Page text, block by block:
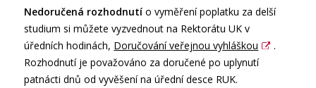
Nedoručená rozhodnutí o vyměření poplatku za delší
studium si můžete vyzvednout na Rektorátu UK v
úředních hodinách, Doručování veřejnou vyhláškou
.
Rozhodnutí je považováno za doručené po uplynutí
patnácti dnů od vyvěšení na úřední desce RUK.